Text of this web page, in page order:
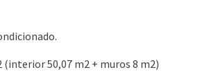
(interior 50,07 m2 + muros 8 m2)